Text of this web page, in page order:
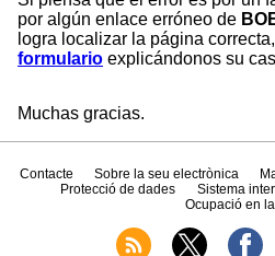
por algún enlace erróneo de
logra localizar la página
formulario explicándonos su
Muchas gracias.
Contacte Sobre la seu electrònica
Protecció de dades
Sistema
Ocupació en